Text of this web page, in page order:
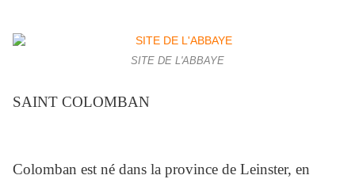
SITE DE L'ABBAYE
SAINT COLOMBAN
Colomban est né dans la province de Leinster, en